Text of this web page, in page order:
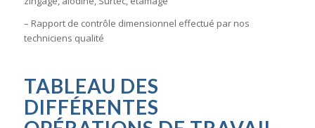
– Rapport de contrôle dimensionnel effectué par nos
techniciens qualité
TABLEAU DES
DIFFÉRENTES